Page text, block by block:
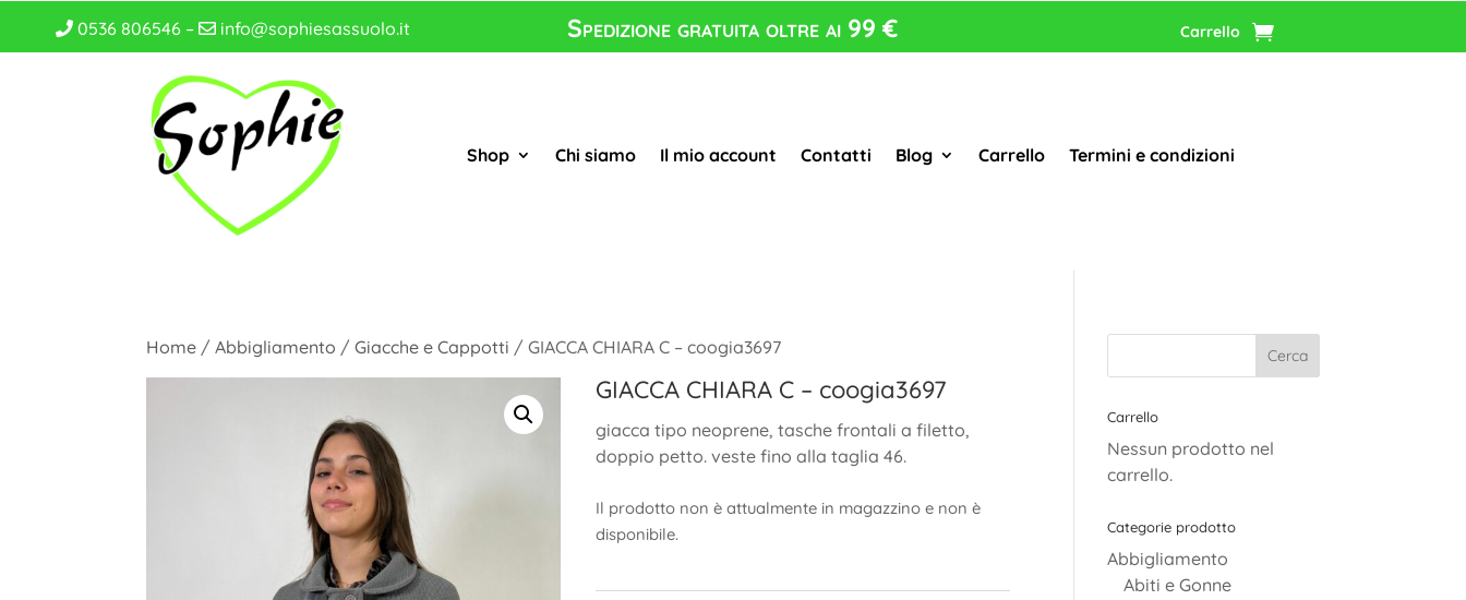
0536 806546 – info@sophiesassuolo.it Spedizione gratuita oltre ai 99 € Carrello
Shop Chi siamo Il mio account Contatti Blog Carrello Termini e condizioni
Home /Abbigliamento /Giacche e Cappotti / GIACCA CHIARA C – coogia3697
GIACCA CHIARA C – coogia3697
giacca tipo neoprene, tasche frontali a filetto,
doppio petto. veste fino alla taglia 46.
Il prodotto non è attualmente in magazzino e non è
disponibile.
Carrello
Nessun prodotto nel
carrello.
Categorie prodotto
Abbigliamento
Abiti e Gonne